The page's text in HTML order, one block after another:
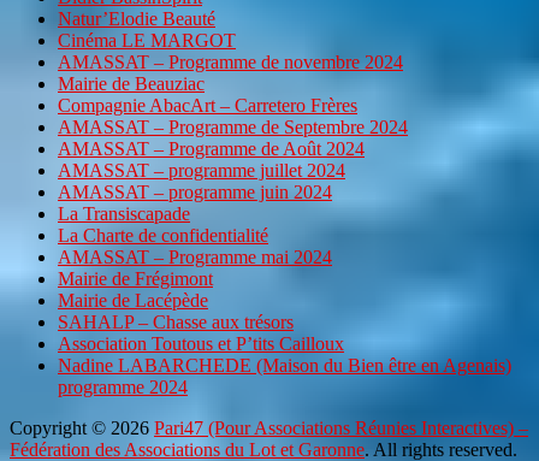
Natur’Elodie Beauté
Cinéma LE MARGOT
AMASSAT – Programme de novembre 2024
Mairie de Beauziac
Compagnie AbacArt – Carretero Frères
AMASSAT – Programme de Septembre 2024
AMASSAT – Programme de Août 2024
AMASSAT – programme juillet 2024
AMASSAT – programme juin 2024
La Transiscapade
La Charte de confidentialité
AMASSAT – Programme mai 2024
Mairie de Frégimont
Mairie de Lacépède
SAHALP – Chasse aux trésors
Association Toutous et P’tits Cailloux
Nadine LABARCHEDE (Maison du Bien être en Agenais)
programme 2024
Copyright © 2026 Pari47 (Pour Associations Réunies Interactives) –
Fédération des Associations du Lot et Garonne. All rights reserved.